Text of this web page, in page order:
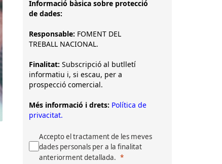
Informació bàsica sobre protecció
de dades:
Responsable: FOMENT DEL
TREBALL NACIONAL.
Finalitat: Subscripció al butlletí
informatiu i, si escau, per a
prospecció comercial.
Més informació i drets: Política de
privacitat.
Accepto el tractament de les meves
dades personals per a la finalitat
anteriorment detallada.